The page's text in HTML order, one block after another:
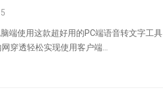
端使用这款超好用的PC端语音转文字工具
穿透轻松实现使用客户端...